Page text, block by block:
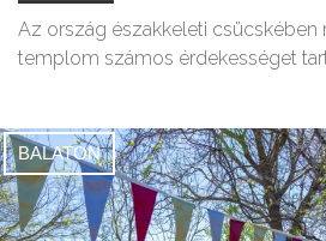
Az ország északkeleti csücskében
templom számos érdekességet
BALATON